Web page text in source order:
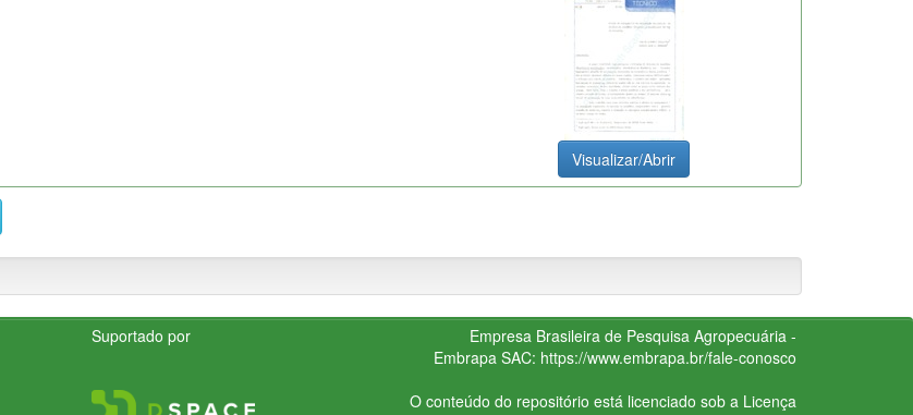
Visualizar/Abrir
Suportado por
Empresa Brasileira de Pesquisa Agropecuária -
Embrapa SAC: https://www.embrapa.br/fale-conosco
O conteúdo do repositório está licenciado sob a Licença